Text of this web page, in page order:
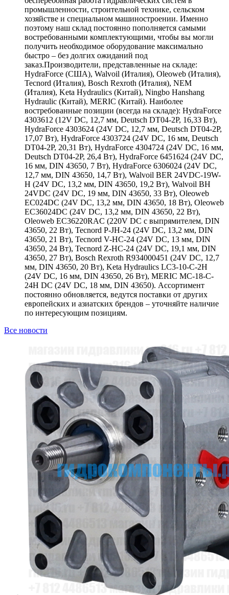
промышленности, строительной технике, сельском
хозяйстве и специальном машиностроении. Именно
поэтому наш склад постоянно пополняется самыми
востребованными комплектующими, чтобы вы могли
получить необходимое оборудование максимально
быстро – без долгих ожиданий под
заказ.Производители, представленные на складе:
HydraForce (США), Walvoil (Италия), Oleoweb (Италия),
Tecnord (Италия), Bosch Rexroth (Италия), NEM
(Италия), Keta Hydraulics (Китай), Ningbo Hanshang
Hydraulic (Китай), MERIC (Китай). Наиболее
востребованные позиции (всегда на складе): HydraForce
4303612 (12V DC, 12,7 мм, Deutsch DT04-2P, 16,33 Вт),
HydraForce 4303624 (24V DC, 12,7 мм, Deutsch DT04-2P,
17,07 Вт), HydraForce 4303724 (24V DC, 16 мм, Deutsch
DT04-2P, 20,31 Вт), HydraForce 4304724 (24V DC, 16 мм,
Deutsch DT04-2P, 26,4 Вт), HydraForce 6451624 (24V DC,
16 мм, DIN 43650, 7 Вт), HydraForce 6306024 (24V DC,
12,7 мм, DIN 43650, 14,7 Вт), Walvoil BER 24VDC-19W-
H (24V DC, 13,2 мм, DIN 43650, 19,2 Вт), Walvoil BH
24VDC (24V DC, 19 мм, DIN 43650, 33 Вт), Oleoweb
EC024DC (24V DC, 13,2 мм, DIN 43650, 18 Вт), Oleoweb
EC36024DC (24V DC, 13,2 мм, DIN 43650, 22 Вт),
Oleoweb EC36220RAC (220V DC с выпрямителем, DIN
43650, 22 Вт), Tecnord P-JH-24 (24V DC, 13,2 мм, DIN
43650, 21 Вт), Tecnord V-HC-24 (24V DC, 13 мм, DIN
43650, 24 Вт), Tecnord Z-HC-24 (24V DC, 19,1 мм, DIN
43650, 27 Вт), Bosch Rexroth R934000451 (24V DC, 12,7
мм, DIN 43650, 20 Вт), Keta Hydraulics LC3-10-C-2H
(24V DC, 16 мм, DIN 43650, 26 Вт), MERIC MC-18-C-
24H DC (24V DC, 18 мм, DIN 43650). Ассортимент
постоянно обновляется, ведутся поставки от других
европейских и азиатских брендов – уточняйте наличие
по интересующим позициям.
Все новости